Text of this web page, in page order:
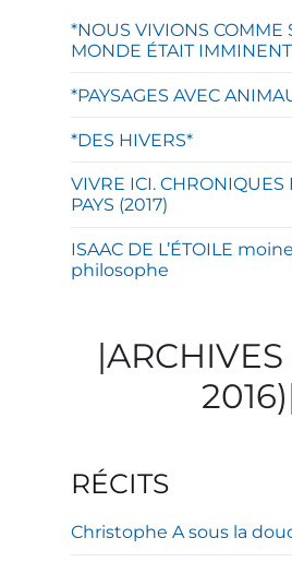
*NOUS VIVIONS COMME
MONDE ÉTAIT
*PAYSAGES AVEC
*DES HIVERS*
VIVRE ICI. CHRONIQUES
PAYS (2017)
ISAAC DE L’ÉTOILE
philosophe
RÉCITS
Christophe A sous la